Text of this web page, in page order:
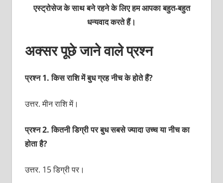
एस्ट्रोसेज के साथ बने रहने के लिए हम आपका बहुत-बहुत
धन्यवाद करते हैं।
अक्‍सर पूछे जाने वाले प्रश्‍न
प्रश्‍न 1. किस राशि में बुध ग्रह नीच के होते हैं?
उत्तर. मीन राशि में।
प्रश्‍न 2. कितनी डिग्री पर बुध सबसे ज्‍यादा उच्‍च या नीच का
होता है?
उत्तर. 15 डिग्री पर।